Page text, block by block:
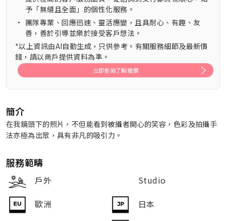
予「無縫且全面」的個性化服務。
• 團隊專業、回應迅速、靈活應變，且具耐心、有趣、友
善，善於引導並樂於接受客戶想法。
*以上資訊由AI自動生成，只供參考。有關服務細節及最新價
錢，請以商戶提供資料為準。
立即查詢了解報價
簡介
在我鏡頭下的照片，不但能看到被攝者開心的笑容，色彩及拍攝手
法亦極為出眾，具有非凡的吸引力。
服務範疇
戶外
Studio
歐洲
日本